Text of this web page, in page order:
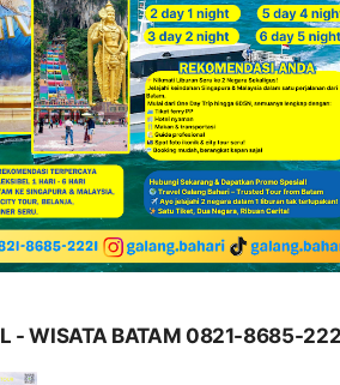
- WISATA BATAM 0821-8685-